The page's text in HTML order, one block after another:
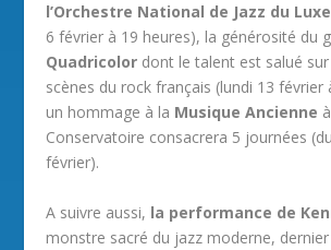
l’Orchestre National de Jazz du
6 février à 19 heures), la générosité du
Quadricolor dont le talent est salué
scènes du rock français (lundi 13 février
un hommage à la Musique Ancienne
Conservatoire consacrera 5 journées
février).
A suivre aussi, la performance de
monstre sacré du jazz moderne,